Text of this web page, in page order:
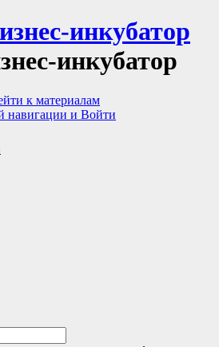
инкубатор
к материалам
навигации и Войти